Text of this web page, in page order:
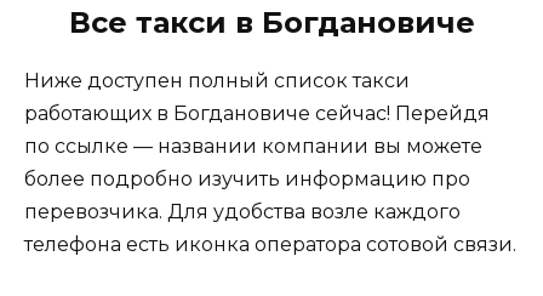
Все такси в Богдановиче
Ниже доступен полный список такси
работающих в Богдановиче сейчас! Перейдя
по ссылке — названии компании вы можете
более подробно изучить информацию про
перевозчика. Для удобства возле каждого
телефона есть иконка оператора сотовой связи.